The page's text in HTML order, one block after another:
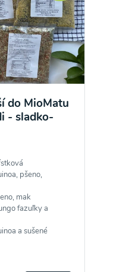
do MioMatu
- sladko-
pšeno,
mak
fazuľky a
a sušené